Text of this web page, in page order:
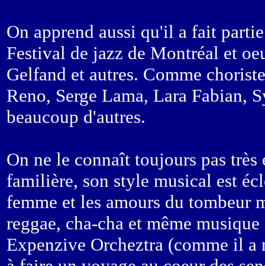
On apprend aussi qu'il a fait
Festival de jazz de Montréal et
Gelfand et autres. Comme
Reno, Serge Lama, Lara Fabian,
beaucoup d'autres.
On ne le connaît toujours pas
familière, son style musical est
femme et les amours du tombeur
reggae, cha-cha et même musique
Expenzive Orcheztra (comme il a